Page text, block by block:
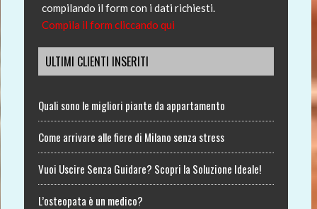
compilando il form con i dati richiesti.
Compila il form cliccando qui
ULTIMI CLIENTI INSERITI
Quali sono le migliori piante da appartamento
Come arrivare alle fiere di Milano senza stress
Vuoi Uscire Senza Guidare? Scopri la Soluzione Ideale!
L’osteopata è un medico?